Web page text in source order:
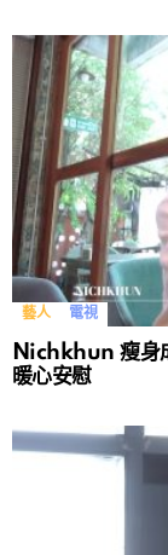
藝人 電視
Nichkhun 瘦身
暖心安慰